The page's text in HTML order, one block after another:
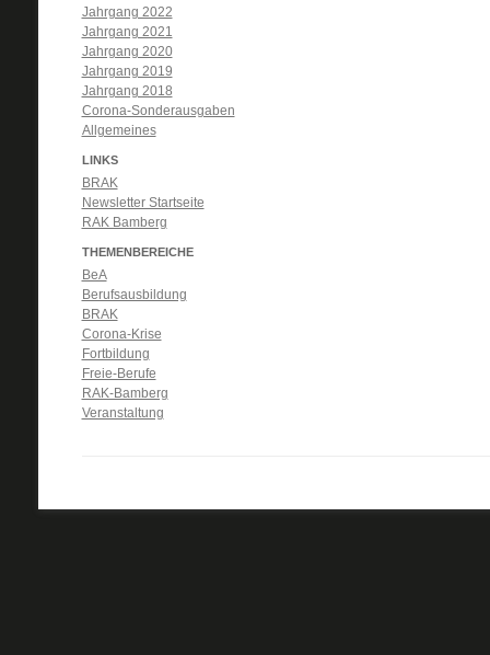
Jahrgang 2022
Jahrgang 2021
Jahrgang 2020
Jahrgang 2019
Jahrgang 2018
Corona-Sonderausgaben
Allgemeines
LINKS
BRAK
Newsletter Startseite
RAK Bamberg
THEMENBEREICHE
BeA
Berufsausbildung
BRAK
Corona-Krise
Fortbildung
Freie-Berufe
RAK-Bamberg
Veranstaltung